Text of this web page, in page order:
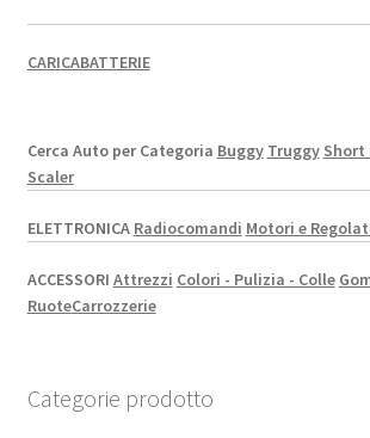
CARICABATTERIE
Cerca Auto per Categoria Buggy Truggy Short
Scaler
ELETTRONICA Radiocomandi Motori e
ACCESSORI Attrezzi Colori - Pulizia - Colle
RuoteCarrozzerie
Categorie prodotto